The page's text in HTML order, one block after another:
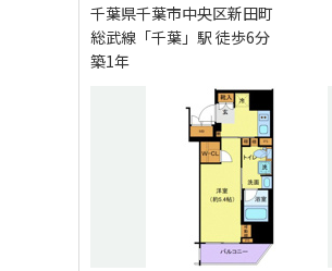
千葉県千葉市中央区新田町
総武線「千葉」駅 徒歩6分
築1年